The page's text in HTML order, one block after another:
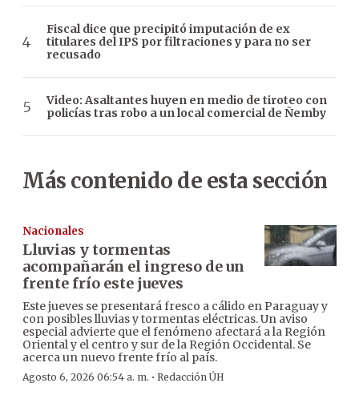
Fiscal dice que precipitó imputación de ex
titulares del IPS por filtraciones y para no ser
recusado
Video: Asaltantes huyen en medio de tiroteo con
policías tras robo a un local comercial de Ñemby
Más contenido de esta sección
Nacionales
Lluvias y tormentas
acompañarán el ingreso de un
frente frío este jueves
Este jueves se presentará fresco a cálido en Paraguay y
con posibles lluvias y tormentas eléctricas. Un aviso
especial advierte que el fenómeno afectará a la Región
Oriental y el centro y sur de la Región Occidental. Se
acerca un nuevo frente frío al país.
Agosto 6, 2026 06:54 a. m. · Redacción ÚH